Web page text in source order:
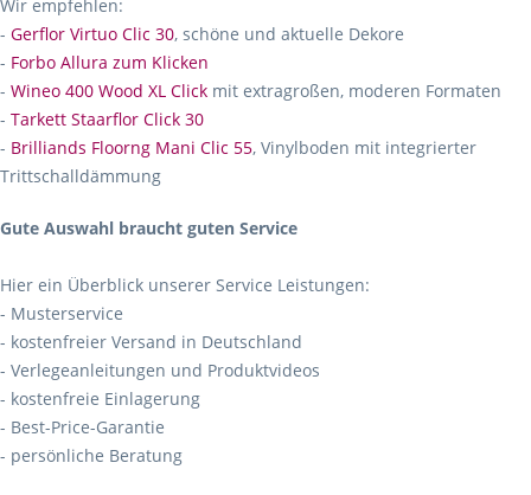
Wir empfehlen:
- Gerflor Virtuo Clic 30, schöne und aktuelle Dekore
- Forbo Allura zum Klicken
- Wineo 400 Wood XL Click mit extragroßen, moderen Formaten
- Tarkett Staarflor Click 30
- Brilliands Floorng Mani Clic 55, Vinylboden mit integrierter
Trittschalldämmung
Gute Auswahl braucht guten Service
Hier ein Überblick unserer Service Leistungen:
- Musterservice
- kostenfreier Versand in Deutschland
- Verlegeanleitungen und Produktvideos
- kostenfreie Einlagerung
- Best-Price-Garantie
- persönliche Beratung